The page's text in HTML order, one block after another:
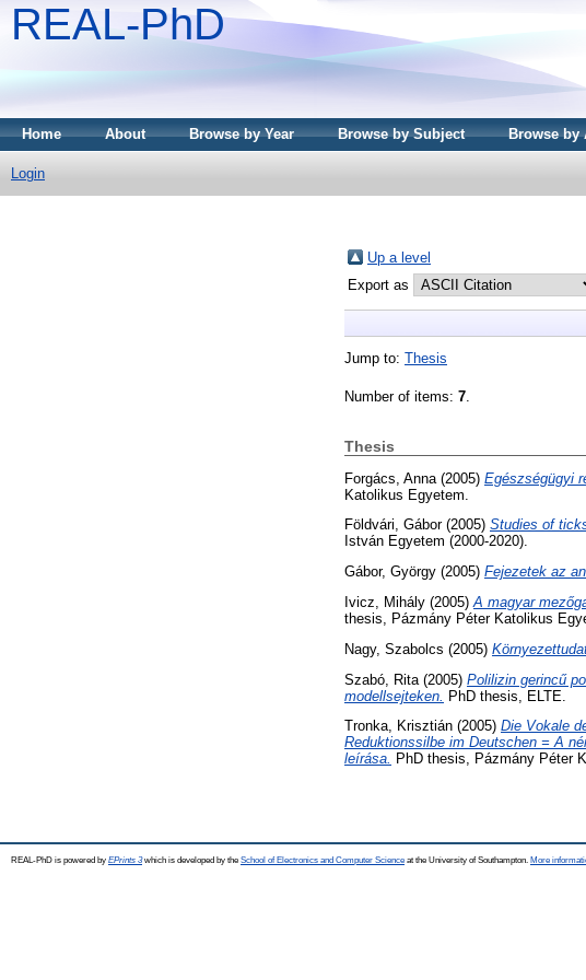
REAL-PhD
Home About Browse by Year Browse by Subject Browse by
Login
Up a level
Export as
Jump to: Thesis
Number of items: 7
Thesis
Forgács, Anna (2005) Egészségügyi
Katolikus Egyetem.
Földvári, Gábor(2005) Studies of
István Egyetem (2000-2020).
Gábor, György (2005) Fejezetek az
Ivicz, Mihály (2005) A magyar
thesis, Pázmány Péter Katolikus
Nagy, Szabolcs (2005)
Szabó, Rita (2005) Polilizin gerincű
modellsejteken. PhD thesis, ELTE.
Tronka, Krisztián (2005) Die Vokale
Reduktionssilbe im Deutschen = A
leírása. PhD thesis, Pázmány Péter
REAL-PhD is powered by EPrints 3which is developed by the School of Electronics and Computer Science at the University of Southampton. More